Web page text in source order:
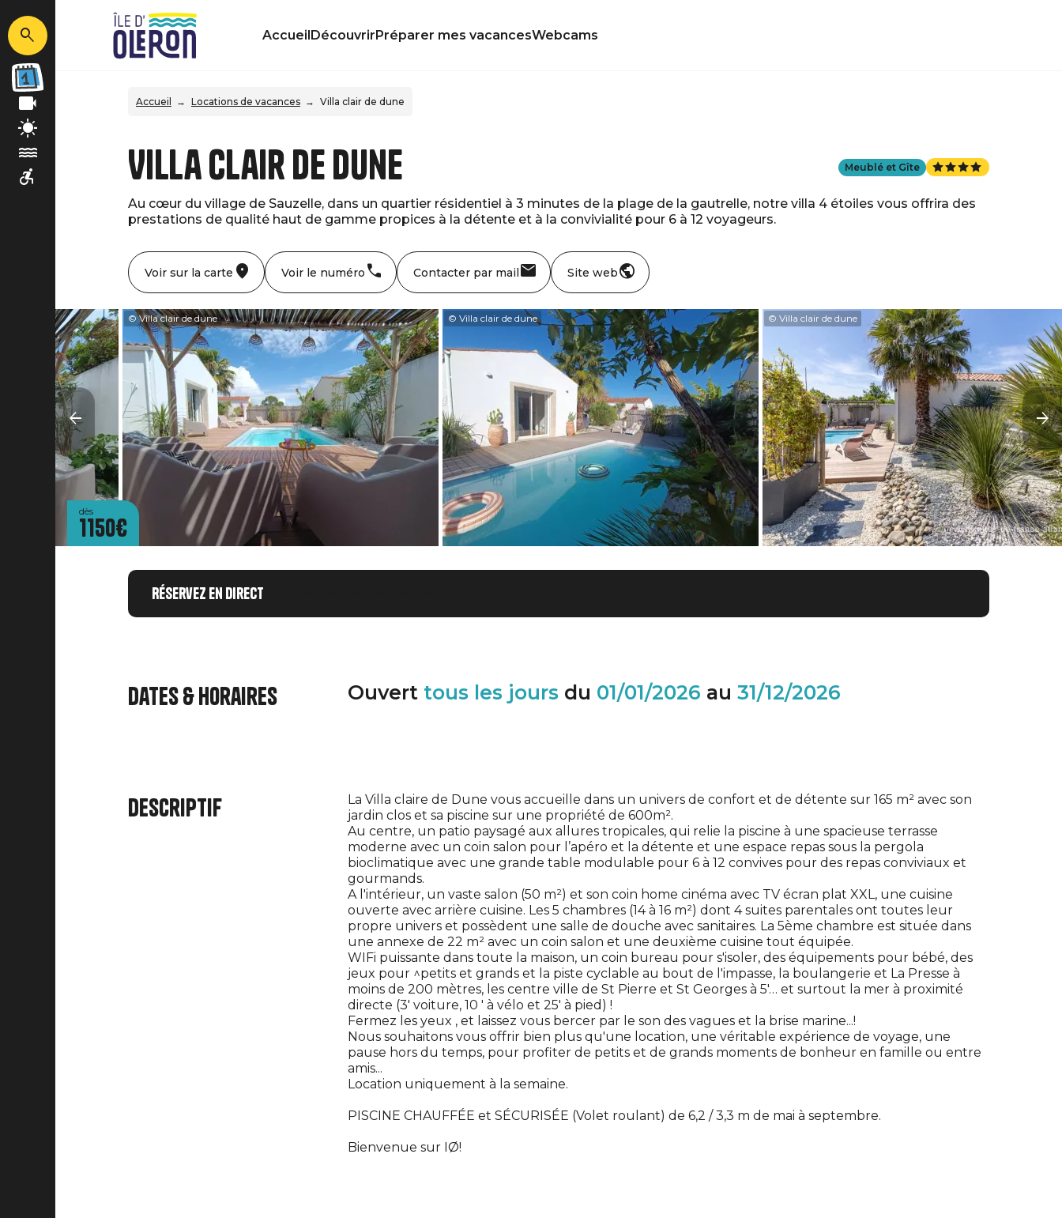
AccueilDécouvrirPréparer mes vacancesWebcams
Accueil Locations de vacances Villa clair de dune
Villa clair de dune
Au cœur du village de Sauzelle, dans un quartier résidentiel à 3 minutes de la plage de la gautrelle, notre villa 4 étoiles vous offrira des
prestations de qualité haut de gamme propices à la détente et à la convivialité pour 6 à 12 voyageurs.
Meublé et Gîte
Voir sur la carte Voir le numéro Contacter par mail Site web
© Villa clair de dune © Villa clair de dune © Villa clair de dune
dès
1150€
Réservez en direct
Dates & horaires Ouvert tous les joursdu 01/01/2026 au 31/12/2026
Descriptif
La Villa claire de Dune vous accueille dans un univers de confort et de détente sur 165 m² avec son
jardin clos et sa piscine sur une propriété de 600m².
Au centre, un patio paysagé aux allures tropicales, qui relie la piscine à une spacieuse terrasse
moderne avec un coin salon pour l’apéro et la détente et une espace repas sous la pergola
bioclimatique avec une grande table modulable pour 6 à 12 convives pour des repas conviviaux et
gourmands.
A l'intérieur, un vaste salon (50 m²) et son coin home cinéma avec TV écran plat XXL, une cuisine
ouverte avec arrière cuisine. Les 5 chambres (14 à 16 m²) dont 4 suites parentales ont toutes leur
propre univers et possèdent une salle de douche avec sanitaires. La 5ème chambre est située dans
une annexe de 22 m² avec un coin salon et une deuxième cuisine tout équipée.
WIFi puissante dans toute la maison, un coin bureau pour s'isoler, des équipements pour bébé, des
jeux pour ^petits et grands et la piste cyclable au bout de l'impasse, la boulangerie et La Presse à
moins de 200 mètres, les centre ville de St Pierre et St Georges à 5'… et surtout la mer à proximité
directe (3' voiture, 10 ' à vélo et 25' à pied) !
Fermez les yeux , et laissez vous bercer par le son des vagues et la brise marine...!
Nous souhaitons vous offrir bien plus qu'une location, une véritable expérience de voyage, une
pause hors du temps, pour profiter de petits et de grands moments de bonheur en famille ou entre
amis...
Location uniquement à la semaine.
PISCINE CHAUFFÉE et SÉCURISÉE (Volet roulant) de 6,2 / 3,3 m de mai à septembre.
Bienvenue sur IØ!